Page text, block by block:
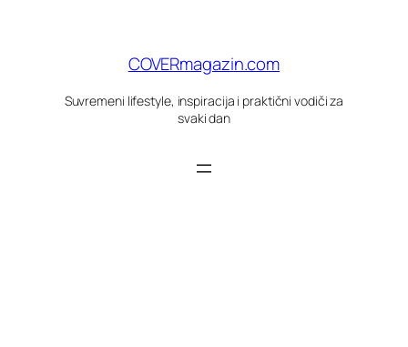
COVERmagazin.com
Suvremeni lifestyle, inspiracija i praktični vodiči za
svaki dan